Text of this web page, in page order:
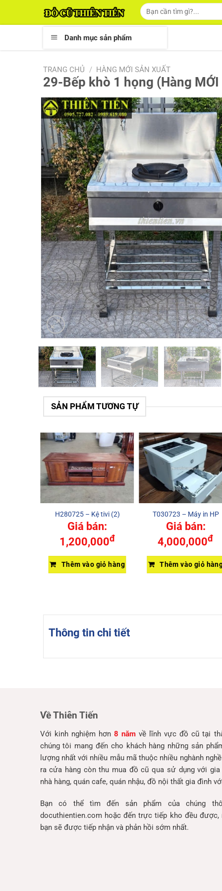
Tìm
kiếm:
Danh mục sản phẩm
TRANG CHỦ / HÀNG MỚI SẢN XUẤT
29-Bếp khò 1 họng (Hàng MỚI
SẢN PHẨM TƯƠNG TỰ
H280725 – Kệ tivi (2)
Giá bán:
1,200,000đ
Thêm vào giỏ hàng
T030723 – Máy in HP
Giá bán:
4,000,000đ
Thêm vào giỏ
Thông tin chi tiết
Về Thiên Tiến
Với kinh nghiệm hơn 8 nămvề lĩnh vực đồ cũ tại
chúng tôi mang đến cho khách hàng những sản
lượng nhất với nhiều mẫu mã thuộc nhiều nghành
ra cửa hàng còn thu mua đồ cũ qua sử dụng với gia
nhà hàng, quán cafe, quán nhậu, đồ nội thất gia đình
Bạn có thể tìm đến sản phẩm của chúng
docuthientien.com hoặc đến trực tiếp kho đều
bạn sẽ được tiếp nhận và phản hồi sớm nhất.